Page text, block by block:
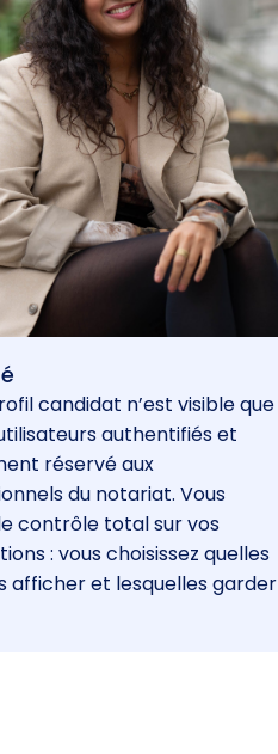
candidat n’est visible que
authentifiés et
réservé aux
du notariat. Vous
contrôle total sur vos
: vous choisissez quelles
afficher et lesquelles garder